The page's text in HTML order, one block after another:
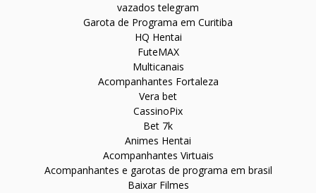
vazados telegram
Garota de Programa em Curitiba
HQ Hentai
FuteMAX
Multicanais
Acompanhantes Fortaleza
Vera bet
CassinoPix
Bet 7k
Animes Hentai
Acompanhantes Virtuais
Acompanhantes e garotas de programa em brasil
Baixar Filmes